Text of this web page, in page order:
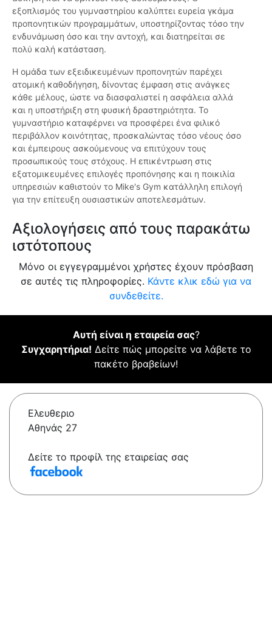
εξοπλισμός του γυμναστηρίου καλύπτει ευρεία γκάμα
προπονητικών προγραμμάτων, υποστηρίζοντας τόσο την
ενδυνάμωση όσο και την αντοχή, και διατηρείται σε
πολύ καλή κατάσταση.
Η ομάδα των εξειδικευμένων προπονητών παρέχει
ατομική καθοδήγηση, δίνοντας έμφαση στις ανάγκες
κάθε μέλους, ώστε να διασφαλιστεί η ασφάλεια αλλά
και η υποστήριξη στη φυσική δραστηριότητα. Το
γυμναστήριο καταφέρνει να προσφέρει ένα φιλικό
περιβάλλον κοινότητας, προσκαλώντας τόσο νέους όσο
και έμπειρους ασκούμενους να επιτύχουν τους
προσωπικούς τους στόχους. Η επικέντρωση στις
εξατομικευμένες επιλογές προπόνησης και η ποικιλία
υπηρεσιών καθιστούν το Mike's Gym κατάλληλη επιλογή
για την επίτευξη ουσιαστικών αποτελεσμάτων.
Αξιολογήσεις από τους παρακάτω
ιστότοπους
Μόνο οι εγγεγραμμένοι χρήστες έχουν πρόσβαση
σε αυτές τις πληροφορίες. Κάντε κλικ εδώ για να
συνδεθείτε.
Αυτή είναι η εταιρεία σας?
Συγχαρητήρια! Δείτε πώς μπορείτε να λάβετε το
πακέτο βραβείων!
Ελευθεριο
Αθηνάς 27
Δείτε το προφίλ της εταιρείας σας